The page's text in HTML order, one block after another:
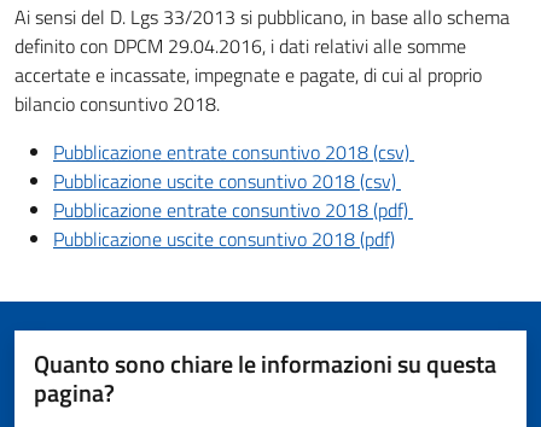
Descrizione completa
Ai sensi del D. Lgs 33/2013 si pubblicano, in base allo schema
definito con DPCM 29.04.2016, i dati relativi alle somme
accertate e incassate, impegnate e pagate, di cui al proprio
bilancio consuntivo 2018.
Pubblicazione entrate consuntivo 2018 (csv)
Pubblicazione uscite consuntivo 2018 (csv)
Pubblicazione entrate consuntivo 2018 (pdf)
Pubblicazione uscite consuntivo 2018 (pdf)
Quanto sono chiare le informazioni su questa
pagina?